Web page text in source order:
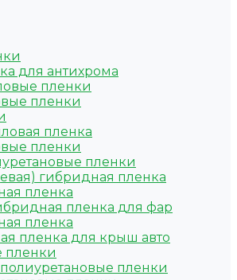
для антихрома
пленки
пленки
пленка
пленки
пленки
гибридная пленка
пленка
пленка для фар
пленка
пленка для крыш авто
пленки
пленки